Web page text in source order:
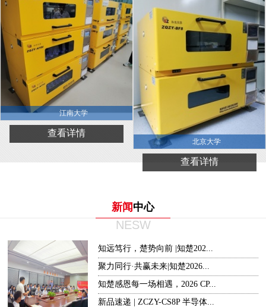
江南大学
查看详情
北京大学
查看详情
新闻 中心
NESW
知远笃行，楚势向前 |知楚202...
聚力同行·共赢未来|知楚2026...
知楚感恩每一场相遇，2026 CP...
新品速递 | ZCZY-CS8P 半导体...